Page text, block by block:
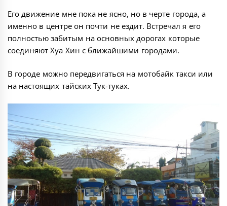
Его движение мне пока не ясно, но в черте города, а
именно в центре он почти не ездит. Встречал я его
полностью забитым на основных дорогах которые
соединяют Хуа Хин с ближайшими городами.
В городе можно передвигаться на мотобайк такси или
на настоящих тайских Тук-туках.